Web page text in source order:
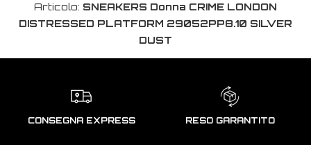
Articolo: SNEAKERS Donna CRIME LONDON
DISTRESSED PLATFORM 29052PP8.10 SILVER
DUST
CONSEGNA EXPRESS RESO GARANTITO